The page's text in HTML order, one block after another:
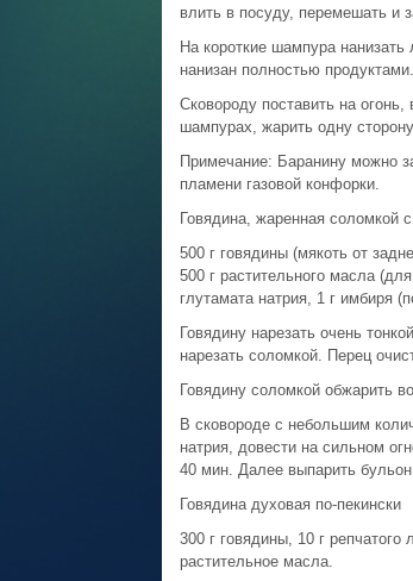
влить в посуду, перемешать и
На короткие шампура
нанизан полностью продуктами.
Сковороду поставить на
шампурах, жарить одну
Примечание: Баранину можно
пламени газовой конфорки.
Говядина, жаренная соломкой
500 г говядины (мякоть от
500 г растительного масла
глутамата натрия, 1 г имбиря
Говядину нарезать очень
нарезать соломкой. Перец
Говядину соломкой обжарить
В сковороде с небольшим
натрия, довести на сильном
40 мин. Далее выпарить
Говядина духовая по-пекински
300 г говядины, 10 г репчатого
растительное масла.